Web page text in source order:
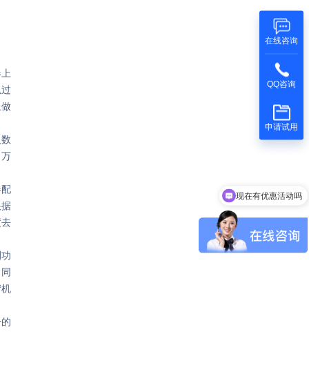
在线咨询
QQ咨询
申请试用
可以介绍下你们的产品么